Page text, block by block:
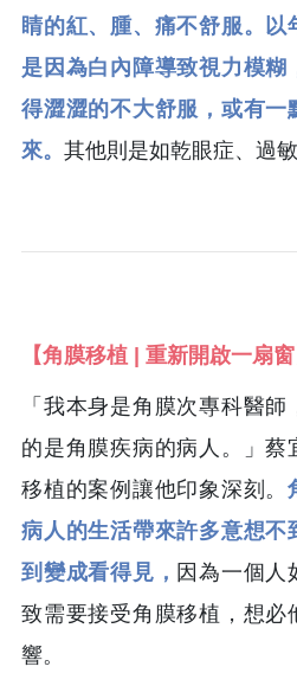
睛的紅、腫、痛不舒服。以
是因為白內障導致視力模糊
得澀澀的不大舒服，或有一
來。 其他則是如乾眼症、過
【角膜移植 | 重新開啟一扇窗
「我本身是角膜次專科醫
的是角膜疾病的病人。」蔡
移植的案例讓他印象深刻。
病人的生活帶來許多意想不
到變成看得見， 因為一個人
致需要接受角膜移植，想必
響。